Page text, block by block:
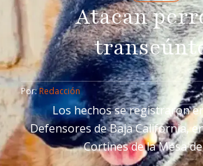
Atacan
Por: Redacción
Los hechos se registraron
Defensores de Baja California,
Cortines de la Mesa